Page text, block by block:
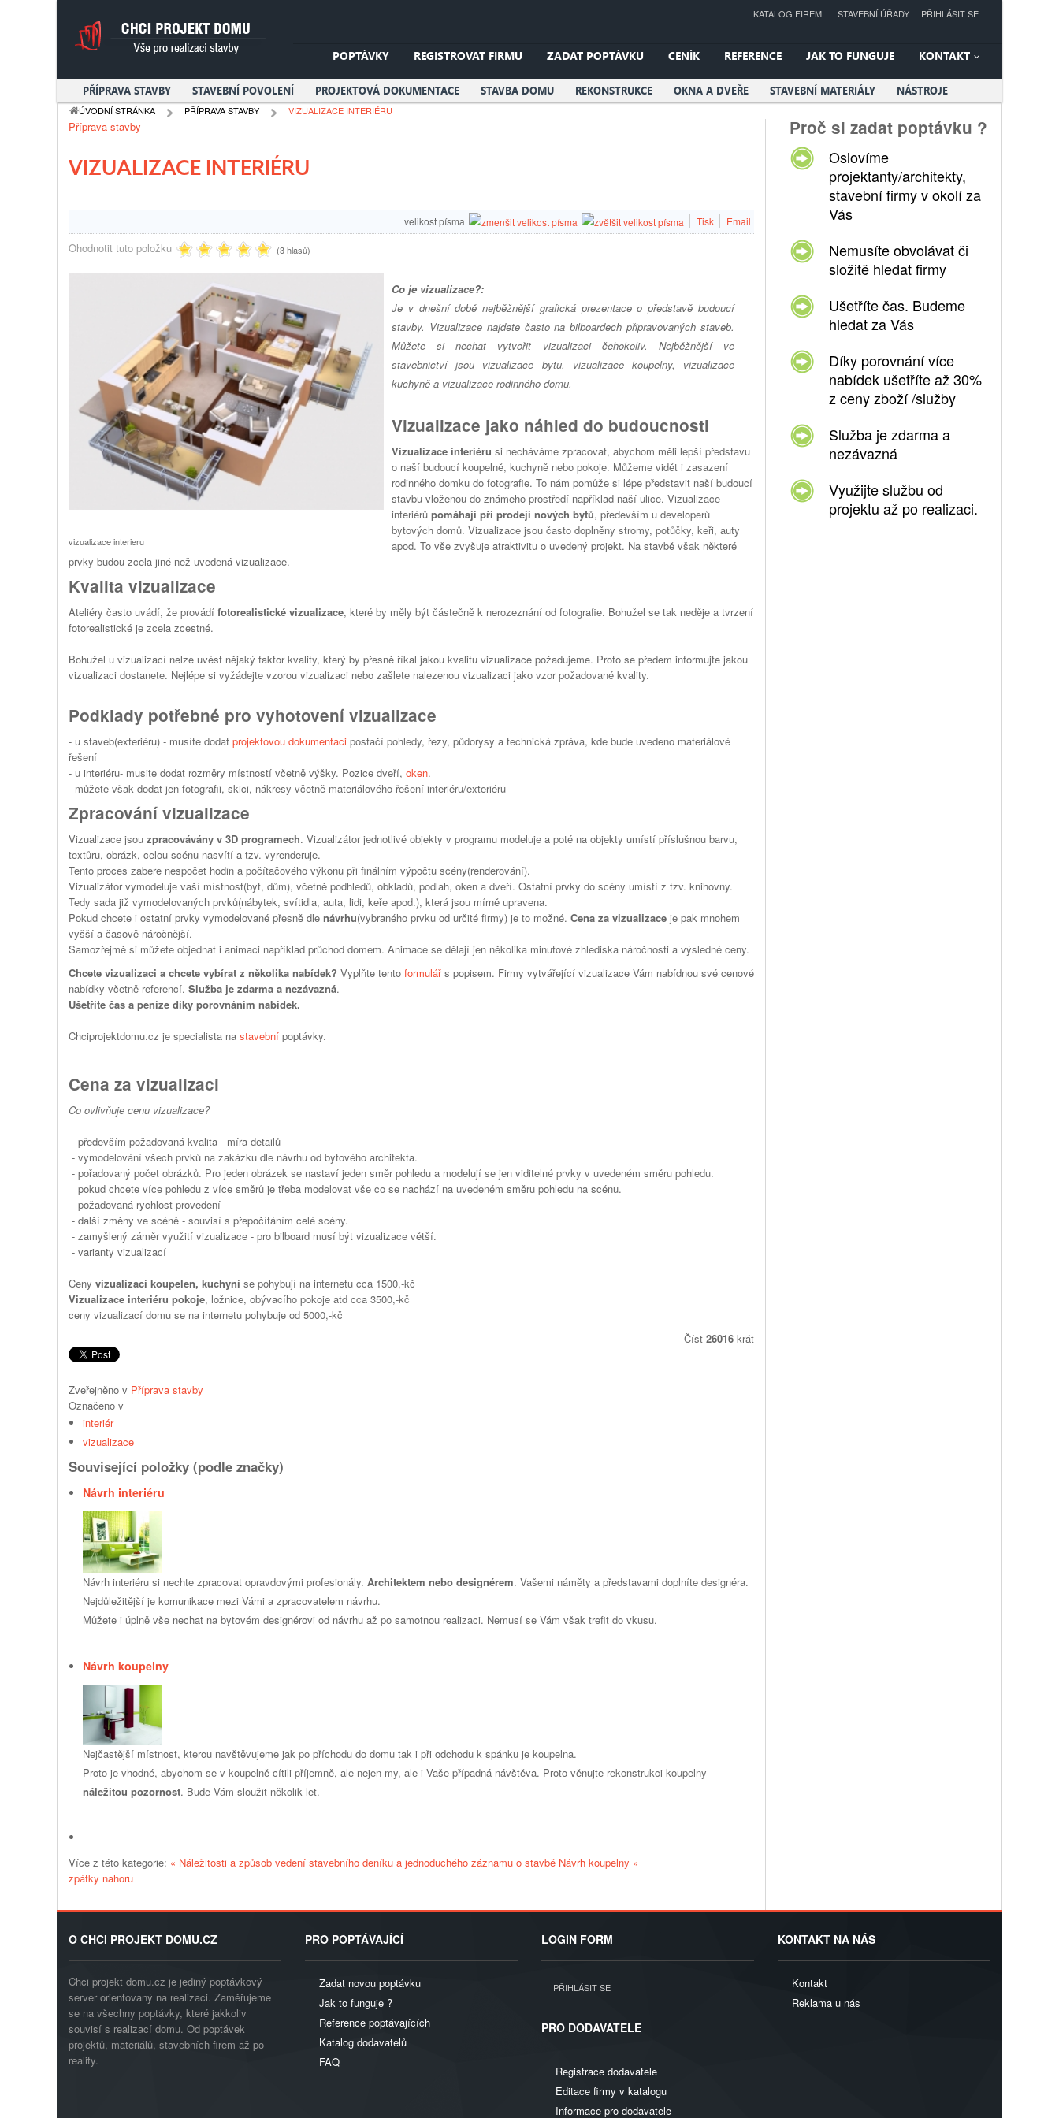
PŘIHLÁSIT SE
KATALOG FIREM STAVEBNÍ ÚŘADY
POPTÁVKY REGISTROVAT FIRMU ZADAT POPTÁVKU CENÍK REFERENCE JAK TO FUNGUJE KONTAKT
PŘÍPRAVA STAVBY STAVEBNÍ POVOLENÍ PROJEKTOVÁ DOKUMENTACE STAVBA DOMU REKONSTRUKCE OKNA A DVEŘE STAVEBNÍ MATERIÁLY NÁSTROJE
ÚVODNÍ STRÁNKA PŘÍPRAVA STAVBY VIZUALIZACE INTERIÉRU
Příprava stavby
VIZUALIZACE INTERIÉRU
velikost písma Tisk Email
Ohodnotit tuto položku (3 hlasů)
vizualizace interieru
Co je vizualizace?:
Je v dnešní době nejběžnější grafická prezentace o představě budoucí
stavby. Vizualizace najdete často na bilboardech připravovaných staveb.
Můžete si nechat vytvořit vizualizaci čehokoliv. Nejběžnější ve
stavebnictví jsou vizualizace bytu, vizualizace koupelny, vizualizace
kuchyně a vizualizace rodinného domu.
Vizualizace jako náhled do budoucnosti
Vizualizace interiéru si necháváme zpracovat, abychom měli lepší představu
o naší budoucí koupelně, kuchyně nebo pokoje. Můžeme vidět i zasazení
rodinného domku do fotografie. To nám pomůže si lépe představit naší budoucí
stavbu vloženou do známeho prostředí například naší ulice. Vizualizace
interiérů pomáhají při prodeji nových bytů, především u developerů
bytových domů. Vizualizace jsou často doplněny stromy, potůčky, keři, auty
apod. To vše zvyšuje atraktivitu o uvedený projekt. Na stavbě však některé
prvky budou zcela jiné než uvedená vizualizace.
Kvalita vizualizace
Ateliéry často uvádí, že provádí fotorealistické vizualizace, které by měly být částečně k nerozeznání od fotografie. Bohužel se tak neděje a tvrzení
fotorealistické je zcela zcestné.
Bohužel u vizualizací nelze uvést nějaký faktor kvality, který by přesně říkal jakou kvalitu vizualizace požadujeme. Proto se předem informujte jakou
vizualizaci dostanete. Nejlépe si vyžádejte vzorou vizualizaci nebo zašlete nalezenou vizualizaci jako vzor požadované kvality.
Podklady potřebné pro vyhotovení vizualizace
- u staveb(exteriéru) - musíte dodat projektovou dokumentaci postačí pohledy, řezy, půdorysy a technická zpráva, kde bude uvedeno materiálové
řešení
- u interiéru- musite dodat rozměry místností včetně výšky. Pozice dveří, oken.
- můžete však dodat jen fotografii, skici, nákresy včetně materiálového řešení interiéru/exteriéru
Zpracování vizualizace
Vizualizace jsou zpracovávány v 3D programech. Vizualizátor jednotlivé objekty v programu modeluje a poté na objekty umístí příslušnou barvu,
textůru, obrázk, celou scénu nasvítí a tzv. vyrenderuje.
Tento proces zabere nespočet hodin a počítačového výkonu při finálním výpočtu scény(renderování).
Vizualizátor vymodeluje vaší místnost(byt, dům), včetně podhledů, obkladů, podlah, oken a dveří. Ostatní prvky do scény umístí z tzv. knihovny.
Tedy sada již vymodelovaných prvků(nábytek, svítidla, auta, lidi, keře apod.), která jsou mírně upravena.
Pokud chcete i ostatní prvky vymodelované přesně dle návrhu(vybraného prvku od určité firmy) je to možné. Cena za vizualizace je pak mnohem
vyšší a časově náročnější.
Samozřejmě si můžete objednat i animaci například průchod domem. Animace se dělají jen několika minutové zhlediska náročnosti a výsledné ceny.
Chcete vizualizaci a chcete vybírat z několika nabídek? Vyplňte tento formulářs popisem. Firmy vytvářející vizualizace Vám nabídnou své cenové
nabídky včetně referencí. Služba je zdarma a nezávazná.
Ušetříte čas a peníze díky porovnáním nabídek.
Chciprojektdomu.cz je specialista na stavební poptávky.
Cena za vizualizaci
Co ovlivňuje cenu vizualizace?
- především požadovaná kvalita - míra detailů
- vymodelování všech prvků na zakázku dle návrhu od bytového architekta.
- pořadovaný počet obrázků. Pro jeden obrázek se nastaví jeden směr pohledu a modelují se jen viditelné prvky v uvedeném směru pohledu.
pokud chcete více pohledu z více směrů je třeba modelovat vše co se nachází na uvedeném směru pohledu na scénu.
- požadovaná rychlost provedení
- další změny ve scéně - souvisí s přepočítáním celé scény.
- zamyšlený záměr využití vizualizace - pro bilboard musí být vizualizace větší.
- varianty vizualizací
Ceny vizualizací koupelen, kuchyní se pohybují na internetu cca 1500,-kč
Vizualizace interiéru pokoje, ložnice, obývacího pokoje atd cca 3500,-kč
ceny vizualizací domu se na internetu pohybuje od 5000,-kč
Číst 26016 krát
Zveřejněno v Příprava stavby
Označeno v
interiér
vizualizace
Související položky (podle značky)
Návrh interiéru
Návrh interiéru si nechte zpracovat opravdovými profesionály. Architektem nebo designérem. Vašemi náměty a představami doplníte designéra.
Nejdůležitější je komunikace mezi Vámi a zpracovatelem návrhu.
Můžete i úplně vše nechat na bytovém designérovi od návrhu až po samotnou realizaci. Nemusí se Vám však trefit do vkusu.
Návrh koupelny
Nejčastější místnost, kterou navštěvujeme jak po příchodu do domu tak i při odchodu k spánku je koupelna.
Proto je vhodné, abychom se v koupelně cítili příjemně, ale nejen my, ale i Vaše případná návštěva. Proto věnujte rekonstrukci koupelny
náležitou pozornost. Bude Vám sloužit několik let.
Více z této kategorie: « Náležitosti a způsob vedení stavebního deníku a jednoduchého záznamu o stavbě Návrh koupelny »
zpátky nahoru
Proč si zadat poptávku ?
Oslovíme
projektanty/architekty,
stavební firmy v okolí za
Vás
Nemusíte obvolávat či
složitě hledat firmy
Ušetříte čas. Budeme
hledat za Vás
Díky porovnání více
nabídek ušetříte až 30%
z ceny zboží /služby
Služba je zdarma a
nezávazná
Využijte službu od
projektu až po realizaci.
O CHCI PROJEKT DOMU.CZ
Chci projekt domu.cz je jediný poptávkový
server orientovaný na realizaci. Zaměřujeme
se na všechny poptávky, které jakkoliv
souvisí s realizací domu. Od poptávek
projektů, materiálů, stavebních firem až po
reality.
PRO POPTÁVAJÍCÍ
Zadat novou poptávku
Jak to funguje ?
Reference poptávajících
Katalog dodavatelů
FAQ
LOGIN FORM
PŘIHLÁSIT SE
PRO DODAVATELE
Registrace dodavatele
Editace firmy v katalogu
Informace pro dodavatele
KONTAKT NA NÁS
Kontakt
Reklama u nás